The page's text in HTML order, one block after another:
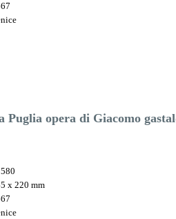
Puglia opera di Giacomo
x 220 mm